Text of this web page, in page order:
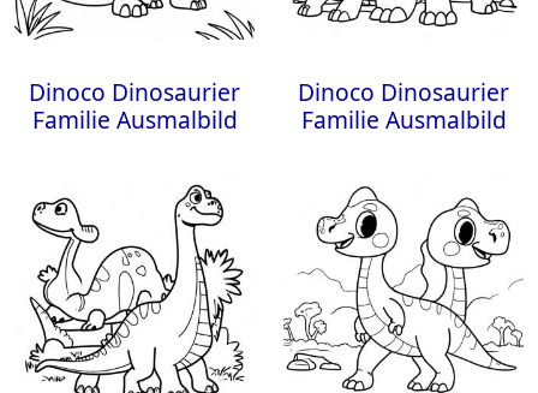
Dinoco Dinosaurier
Familie Ausmalbild
Dinoco Dinosaurier
Familie Ausmalbild